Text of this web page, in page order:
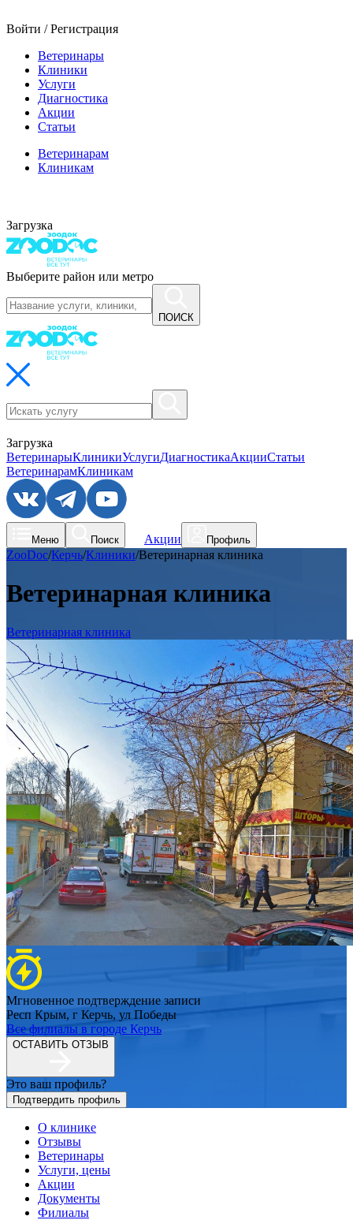
Войти / Регистрация
Ветеринары
Клиники
Услуги
Диагностика
Акции
Статьи
Ветеринарам
Клиникам
Загрузка
Выберите район или метро
ПОИСК
Загрузка
ВетеринарыКлиникиУслугиДиагностикаАкцииСтатьи
ВетеринарамКлиникам
Меню Поиск Акции Профиль
ZooDoc/Керчь/Клиники/Ветеринарная клиника
Ветеринарная клиника
Ветеринарная клиника
Мгновенное подтверждение записи
Респ Крым, г Керчь, ул Победы
Все филиалы в городе Керчь
ОСТАВИТЬ ОТЗЫВ
Это ваш профиль?
Подтвердить профиль
О клинике
Отзывы
Ветеринары
Услуги, цены
Акции
Документы
Филиалы